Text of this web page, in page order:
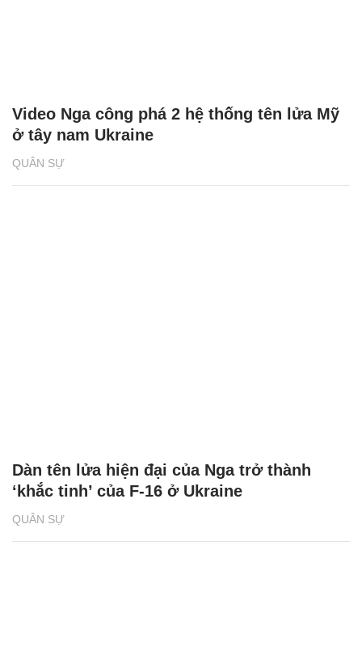
QUÂN SỰ
Video Nga công phá 2 hệ thống tên lửa Mỹ
ở tây nam Ukraine
QUÂN SỰ
Dàn tên lửa hiện đại của Nga trở thành
‘khắc tinh’ của F-16 ở Ukraine